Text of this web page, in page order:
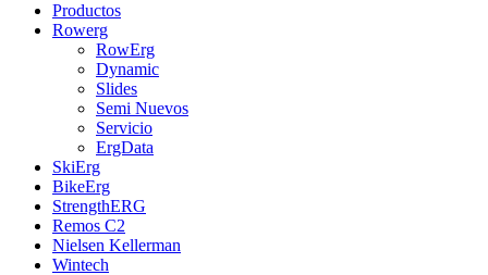
Productos
Rowerg
RowErg
Dynamic
Slides
Semi Nuevos
Servicio
ErgData
SkiErg
BikeErg
StrengthERG
Remos C2
Nielsen Kellerman
Wintech